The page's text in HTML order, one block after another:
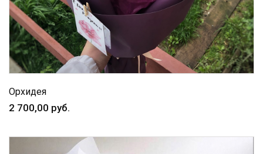
Орхидея
2 700,00 руб.